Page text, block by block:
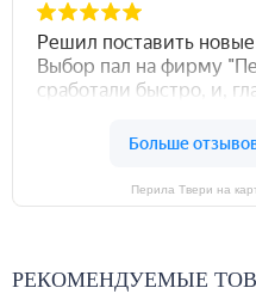
Перила Твери на
РЕКОМЕНДУЕМЫЕ